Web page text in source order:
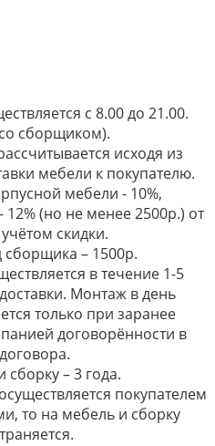
с 8.00 до 21.00.
сборщиком).
исходя из
мебели к покупателю.
мебели - 10%,
(но не менее 2500р.) от
скидки.
– 1500р.
в течение 1-5
Монтаж в день
только при заранее
договорённости в
сборку – 3 года.
покупателем
то на мебель и сборку